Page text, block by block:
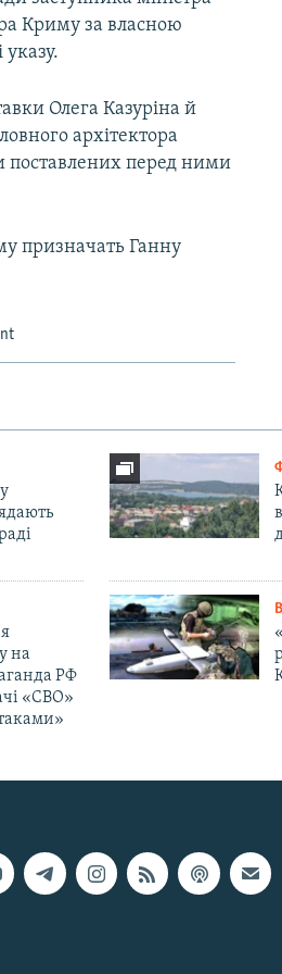
Криму за власною
указу.
Олега Казуріна й
архітектора
перед ними
призначать Ганну
на
РФ
«СВО»